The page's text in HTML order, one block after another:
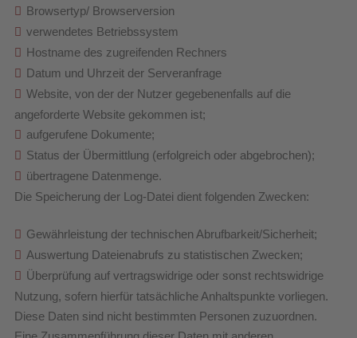
Browsertyp/ Browserversion
verwendetes Betriebssystem
Hostname des zugreifenden Rechners
Datum und Uhrzeit der Serveranfrage
Website, von der der Nutzer gegebenenfalls auf die
angeforderte Website gekommen ist;
aufgerufene Dokumente;
Status der Übermittlung (erfolgreich oder abgebrochen);
übertragene Datenmenge.
Die Speicherung der Log-Datei dient folgenden Zwecken:
Gewährleistung der technischen Abrufbarkeit/Sicherheit;
Auswertung Dateienabrufs zu statistischen Zwecken;
Überprüfung auf vertragswidrige oder sonst rechtswidrige
Nutzung, sofern hierfür tatsächliche Anhaltspunkte vorliegen.
Diese Daten sind nicht bestimmten Personen zuzuordnen.